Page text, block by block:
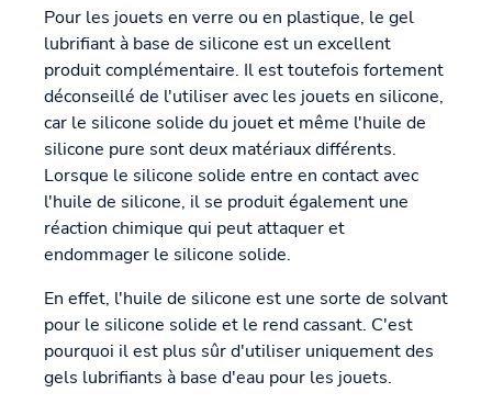
Pour les jouets en verre ou en plastique, le gel
lubrifiant à base de silicone est un excellent
produit complémentaire. Il est toutefois fortement
déconseillé de l'utiliser avec les jouets en silicone,
car le silicone solide du jouet et même l'huile de
silicone pure sont deux matériaux différents.
Lorsque le silicone solide entre en contact avec
l'huile de silicone, il se produit également une
réaction chimique qui peut attaquer et
endommager le silicone solide.
En effet, l'huile de silicone est une sorte de solvant
pour le silicone solide et le rend cassant. C'est
pourquoi il est plus sûr d'utiliser uniquement des
gels lubrifiants à base d'eau pour les jouets.